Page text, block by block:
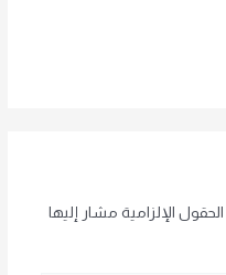
الحقول الإلزامية مشار إليها